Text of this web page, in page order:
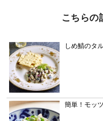
こちらの
しめ鯖のタ
簡単！モッ